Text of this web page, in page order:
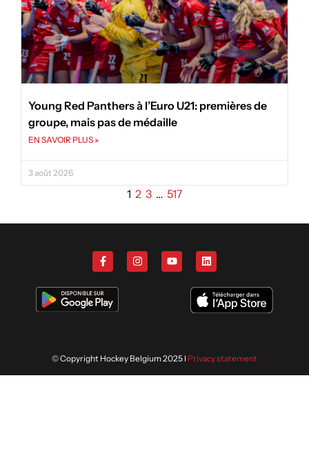
Young Red Panthers à l’Euro U21: premières de
groupe, mais pas de médaille
EN SAVOIR PLUS »
3 août 2026
1 2 3 … 517
© Copyright Hockey Belgium 2025 I Privacy statement